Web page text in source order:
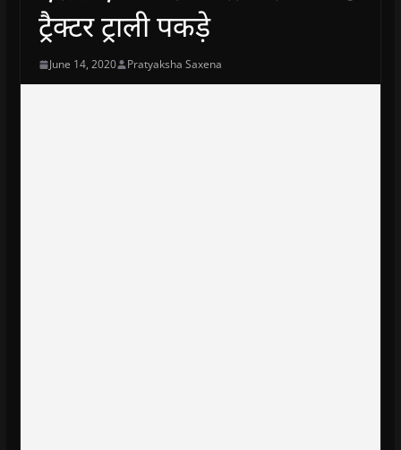
ट्रैक्टर ट्राली पकड़े
June 14, 2020 Pratyaksha Saxena